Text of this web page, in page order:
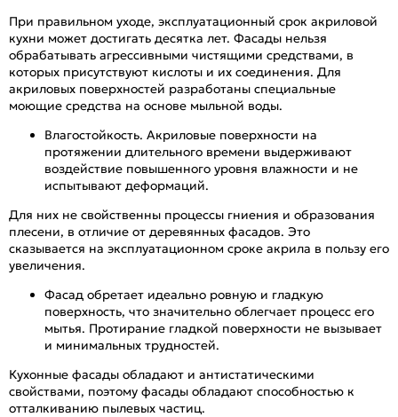
При правильном уходе, эксплуатационный срок акриловой
кухни может достигать десятка лет. Фасады нельзя
обрабатывать агрессивными чистящими средствами, в
которых присутствуют кислоты и их соединения. Для
акриловых поверхностей разработаны специальные
моющие средства на основе мыльной воды.
Влагостойкость. Акриловые поверхности на
протяжении длительного времени выдерживают
воздействие повышенного уровня влажности и не
испытывают деформаций.
Для них не свойственны процессы гниения и образования
плесени, в отличие от деревянных фасадов. Это
сказывается на эксплуатационном сроке акрила в пользу его
увеличения.
Фасад обретает идеально ровную и гладкую
поверхность, что значительно облегчает процесс его
мытья. Протирание гладкой поверхности не вызывает
и минимальных трудностей.
Кухонные фасады обладают и антистатическими
свойствами, поэтому фасады обладают способностью к
отталкиванию пылевых частиц.